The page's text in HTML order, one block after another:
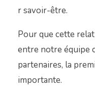
r savoir-être.
Pour que cette
entre notre équipe
partenaires, la
importante.